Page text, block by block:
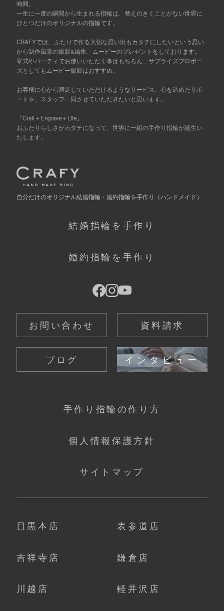
時間。
一生に一度の瞬間から生まれる指輪は、替えのきくことがない世界に
ひとつだけのオリジナルの指輪です。
CRAFYでは、ふたりで作る大切な思い出もカタチにしたいという思い
から制作風景の撮影&編集、ムービーのプレゼントをしております。
挙式やパーティでお使いいただく事はもちろん、サプライズプロポー
ズとしてもムービー撮影はおすすめ。
お客様に心から満足していただけるようなサービス、心を込めたサポ
ートを、スタッフ一同させていただきたいと思います。
『Craft＋Engrave＋Life』
おふたりらしさがカタチになって、世界に一組の手作り指輪が誕生い
たします。
自分だけのオリジナル結婚指輪・婚約指輪を手作り （ハンドメイド）
結婚指輪を手作り
婚約指輪を手作り
お問い合わせ 資料請求
ブログ インタビュー
手作り指輪の作り方
個人情報保護方針
サイトマップ
目黒本店 表参道店
吉祥寺店 鎌倉店
川越店 軽井沢店